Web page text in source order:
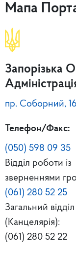
Мапа
Запорізька
пр. Соборний,
Телефон/Факс:
(050) 598 09 35
Відділ роботи із
зверненнями
(061) 280 52 25
Загальний відділ
(Канцелярія):
(061) 280 52 22